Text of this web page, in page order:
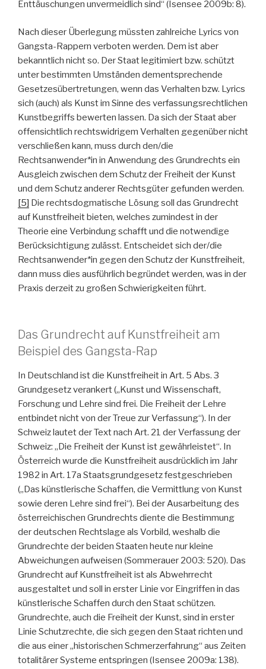
Enttäuschungen unvermeidlich sind“ (Isensee 2009b: 8).
Nach dieser Überlegung müssten zahlreiche Lyrics von
Gangsta-Rappern verboten werden. Dem ist aber
bekanntlich nicht so. Der Staat legitimiert bzw. schützt
unter bestimmten Umständen dementsprechende
Gesetzesübertretungen, wenn das Verhalten bzw. Lyrics
sich (auch) als Kunst im Sinne des verfassungsrechtlichen
Kunstbegriffs bewerten lassen. Da sich der Staat aber
offensichtlich rechtswidrigem Verhalten gegenüber nicht
verschließen kann, muss durch den/die
Rechtsanwender*in in Anwendung des Grundrechts ein
Ausgleich zwischen dem Schutz der Freiheit der Kunst
und dem Schutz anderer Rechtsgüter gefunden werden.
[5] Die rechtsdogmatische Lösung soll das Grundrecht
auf Kunstfreiheit bieten, welches zumindest in der
Theorie eine Verbindung schafft und die notwendige
Berücksichtigung zulässt. Entscheidet sich der/die
Rechtsanwender*in gegen den Schutz der Kunstfreiheit,
dann muss dies ausführlich begründet werden, was in der
Praxis derzeit zu großen Schwierigkeiten führt.
Das Grundrecht auf Kunstfreiheit am
Beispiel des Gangsta-Rap
In Deutschland ist die Kunstfreiheit in Art. 5 Abs. 3
Grundgesetz verankert („Kunst und Wissenschaft,
Forschung und Lehre sind frei. Die Freiheit der Lehre
entbindet nicht von der Treue zur Verfassung“). In der
Schweiz lautet der Text nach Art. 21 der Verfassung der
Schweiz: „Die Freiheit der Kunst ist gewährleistet“. In
Österreich wurde die Kunstfreiheit ausdrücklich im Jahr
1982 in Art. 17a Staatsgrundgesetz festgeschrieben
(„Das künstlerische Schaffen, die Vermittlung von Kunst
sowie deren Lehre sind frei“). Bei der Ausarbeitung des
österreichischen Grundrechts diente die Bestimmung
der deutschen Rechtslage als Vorbild, weshalb die
Grundrechte der beiden Staaten heute nur kleine
Abweichungen aufweisen (Sommerauer 2003: 520). Das
Grundrecht auf Kunstfreiheit ist als Abwehrrecht
ausgestaltet und soll in erster Linie vor Eingriffen in das
künstlerische Schaffen durch den Staat schützen.
Grundrechte, auch die Freiheit der Kunst, sind in erster
Linie Schutzrechte, die sich gegen den Staat richten und
die aus einer „historischen Schmerzerfahrung“ aus Zeiten
totalitärer Systeme entspringen (Isensee 2009a: 138).